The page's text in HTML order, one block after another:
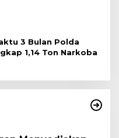
3 Bulan Polda
1,14 Ton Narkoba